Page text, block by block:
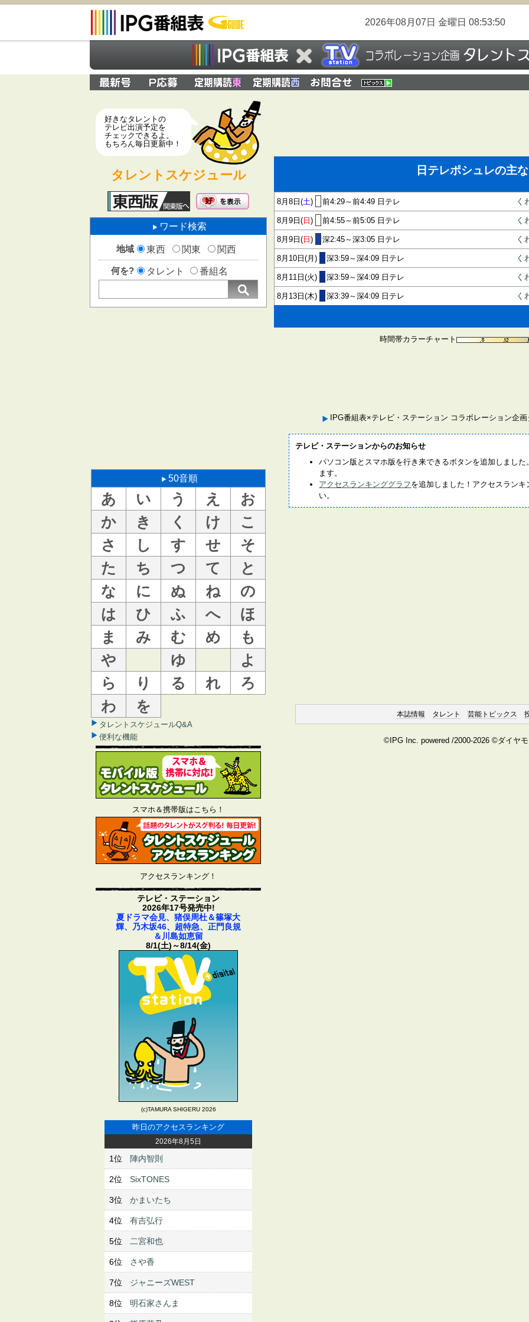
2026年08月07日 金曜日 08:53:50
好きなタレントの
テレビ出演予定を
チェックできるよ。
もちろん毎日更新中！
タレントスケジュール
ワード検索
地域 東西 関東 関西
何を? タレント 番組名
50音順
あ い う え
お
か
き く け
こ
さ
し す せ
そ
た
ち つ て
と
な
に ぬ ね
の
は
ひ ふ へ
ほ
ま
み む め
も
や
ゆ
よ
ら
り る れ
ろ
わ
を
タレントスケジュールQ&A
便利な機能
スマホ＆携帯版はこちら！
アクセスランキング！
テレビ・ステーション
2026年17号発売中!
夏ドラマ会見、猪俣周杜＆篠塚大
輝、乃木坂46、超特急、正門良規
＆川島如恵留
8/1(土)～8/14(金)
(c)TAMURA SHIGERU 2026
昨日のアクセスランキング
2026年8月5日
1位 陣内智則
2位 SixTONES
3位 かまいたち
4位 有吉弘行
5位 二宮和也
6位 さや香
7位 ジャニーズWEST
8位 明石家さんま
日テレポシュレの主
8月8日(土) 前4:29～前4:49 日テレ く
8月9日( 日 ) 前4:55～前5:05 日テレ く
8月9日( 日 ) 深2:45～深3:05 日テレ く
8月10日(月) 深3:59～深4:09 日テレ く
8月11日(火) 深3:59～深4:09 日テレ く
8月13日(木) 深3:39～深4:09 日テレ く
時間帯カラーチャート
IPG番組表×テレビ・ステーション コラボレーション企
テレビ・ステーションからのお知らせ
パソコン版とスマホ版を行き来できるボタンを追加しまし
ます。
アクセスランキンググラフを追加しました！アクセスラン
い。
本誌情報 タレント 芸能トピックス
©IPG Inc. powered /2000-2026 ©ダイヤ